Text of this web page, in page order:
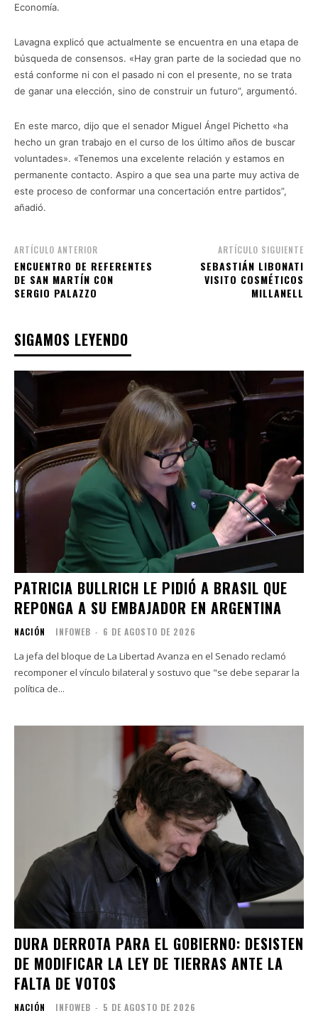
Economía.
Lavagna explicó que actualmente se encuentra en una etapa de
búsqueda de consensos. «Hay gran parte de la sociedad que no
está conforme ni con el pasado ni con el presente, no se trata
de ganar una elección, sino de construir un futuro”, argumentó.
En este marco, dijo que el senador Miguel Ángel Pichetto «ha
hecho un gran trabajo en el curso de los último años de buscar
voluntades». «Tenemos una excelente relación y estamos en
permanente contacto. Aspiro a que sea una parte muy activa de
este proceso de conformar una concertación entre partidos”,
añadió.
ARTÍCULO ANTERIOR
ENCUENTRO DE REFERENTES
DE SAN MARTÍN CON
SERGIO PALAZZO
ARTÍCULO SIGUIENTE
SEBASTIÁN LIBONATI
VISITO COSMÉTICOS
MILLANELL
SIGAMOS LEYENDO
PATRICIA BULLRICH LE PIDIÓ A BRASIL QUE
REPONGA A SU EMBAJADOR EN ARGENTINA
NACIÓN INFOWEB - 6 DE AGOSTO DE 2026
La jefa del bloque de La Libertad Avanza en el Senado reclamó
recomponer el vínculo bilateral y sostuvo que "se debe separar la
política de...
DURA DERROTA PARA EL GOBIERNO: DESISTEN
DE MODIFICAR LA LEY DE TIERRAS ANTE LA
FALTA DE VOTOS
NACIÓN INFOWEB - 5 DE AGOSTO DE 2026